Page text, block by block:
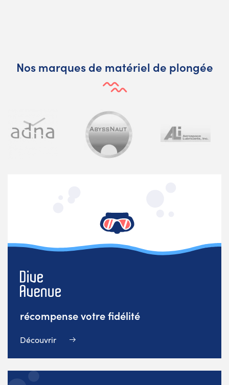
Nos marques de matériel de plongée
récompense votre fidélité
Découvrir